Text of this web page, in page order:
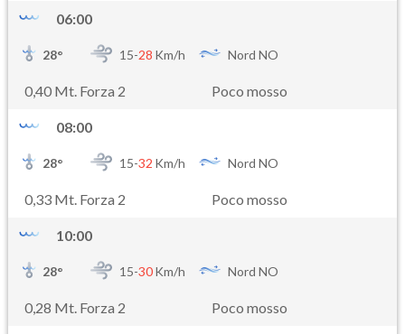
06:00
28° 15-28 Km/h Nord NO
0,40 Mt. Forza 2 Poco mosso
08:00
28° 15-32 Km/h Nord NO
0,33 Mt. Forza 2 Poco mosso
10:00
28° 15-30Km/h Nord NO
0,28 Mt. Forza 2 Poco mosso